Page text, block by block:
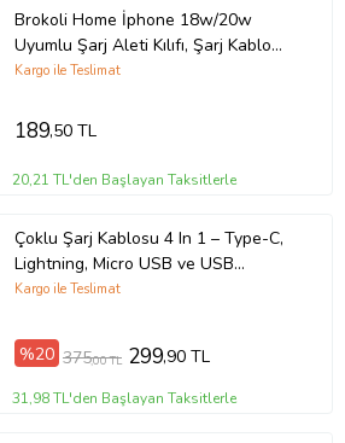
Brokoli Home İphone 18w/20w
Uyumlu Şarj Aleti Kılıfı, Şarj Kablo
Koruyucu, Şarj Koruyucu Kılıf,Par
Kargo ile Teslimat
189,50 TL
20,21 TL'den Başlayan Taksitlerle
Çoklu Şarj Kablosu 4 In 1 – Type-C,
Lightning, Micro USB ve USB
Bağlantılı
Kargo ile Teslimat
%20 375,00 TL 299,90 TL
31,98 TL'den Başlayan Taksitlerle